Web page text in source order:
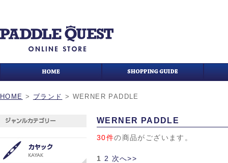
HOME > ブランド > WERNER PADDLE
WERNER PADDLE
30件の商品がございます。
1 2 次へ>>